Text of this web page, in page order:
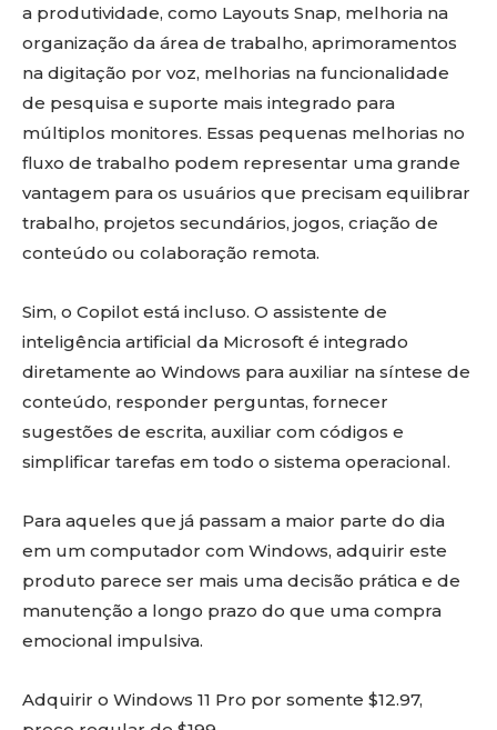
a produtividade, como Layouts Snap, melhoria na
organização da área de trabalho, aprimoramentos
na digitação por voz, melhorias na funcionalidade
de pesquisa e suporte mais integrado para
múltiplos monitores. Essas pequenas melhorias no
fluxo de trabalho podem representar uma grande
vantagem para os usuários que precisam equilibrar
trabalho, projetos secundários, jogos, criação de
conteúdo ou colaboração remota.
Sim, o Copilot está incluso. O assistente de
inteligência artificial da Microsoft é integrado
diretamente ao Windows para auxiliar na síntese de
conteúdo, responder perguntas, fornecer
sugestões de escrita, auxiliar com códigos e
simplificar tarefas em todo o sistema operacional.
Para aqueles que já passam a maior parte do dia
em um computador com Windows, adquirir este
produto parece ser mais uma decisão prática e de
manutenção a longo prazo do que uma compra
emocional impulsiva.
Adquirir o Windows 11 Pro por somente $12.97,